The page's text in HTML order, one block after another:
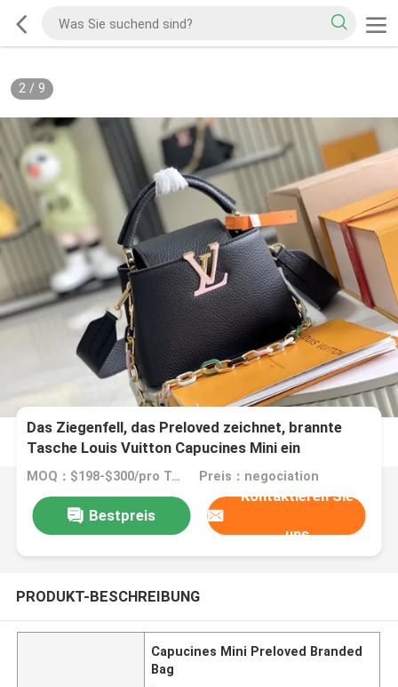
2/ 9
Das Ziegenfell, das Preloved zeichnet, brannte
Tasche Louis Vuitton Capucines Mini ein
MOQ：$198-$300/pro Tasche Preis：negociation
Bestpreis
Kontaktieren Sie
uns
PRODUKT-BESCHREIBUNG
Capucines Mini Preloved Branded
Bag